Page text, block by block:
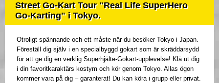
Street Go-Kart Tour "Real Life SuperHero
Go-Karting" i Tokyo.
Otroligt spännande och ett måste när du besöker Tokyo i Japan.
Föreställ dig själv i en specialbyggd gokart som är skräddarsydd
för att ge dig en verklig Superhjälte-Gokart-upplevelse! Klä ut dig
i din favoritkaraktärs kostym och kör genom Tokyo. Allas ögon
kommer vara på dig – garanterat! Du kan köra i grupp eller privat.